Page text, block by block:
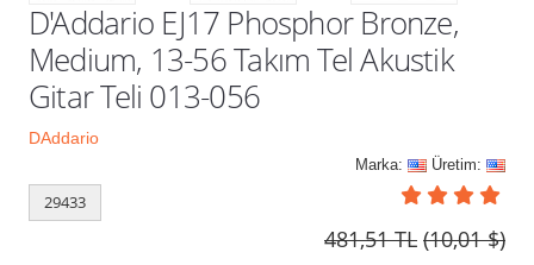
D'Addario EJ17 Phosphor Bronze,
Medium, 13-56 Takım Tel Akustik
Gitar Teli 013-056
DAddario
Marka: Üretim:
29433
481,51 TL (10,01 $)